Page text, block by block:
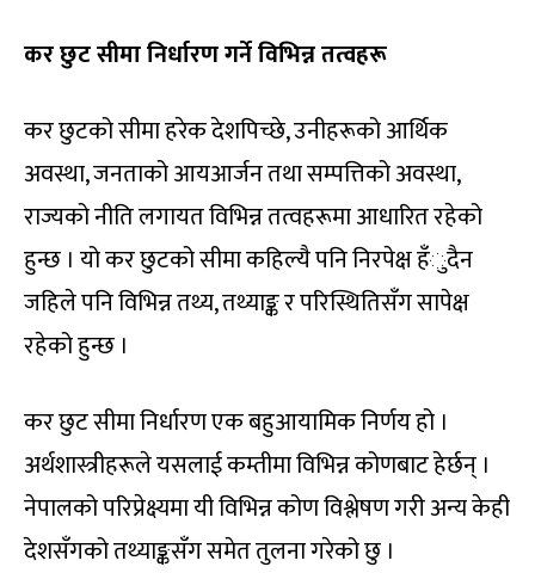
कर छुट सीमा निर्धारण गर्ने विभिन्न तत्वहरू
कर छुटको सीमा हरेक देशपिच्छे, उनीहरूको आर्थिक
अवस्था, जनताको आयआर्जन तथा सम्पत्तिको अवस्था,
राज्यको नीति लगायत विभिन्न तत्वहरूमा आधारित रहेको
हुन्छ । यो कर छुटको सीमा कहिल्यै पनि निरपेक्ष हँुदैन
जहिले पनि विभिन्न तथ्य, तथ्याङ्क र परिस्थितिसँग सापेक्ष
रहेको हुन्छ ।
कर छुट सीमा निर्धारण एक बहुआयामिक निर्णय हो ।
अर्थशास्त्रीहरूले यसलाई कम्तीमा विभिन्न कोणबाट हेर्छन् ।
नेपालको परिप्रेक्ष्यमा यी विभिन्न कोण विश्लेषण गरी अन्य केही
देशसँगको तथ्याङ्कसँग समेत तुलना गरेको छु ।